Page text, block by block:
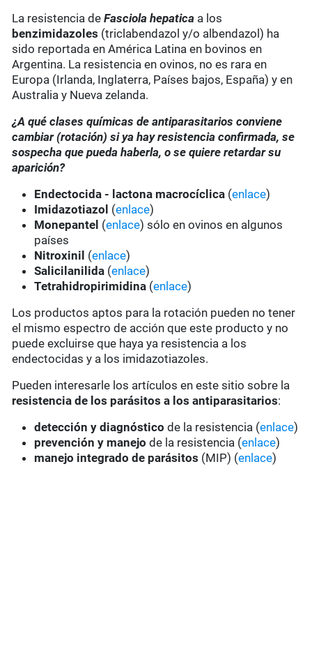
La resistencia deFasciola hepatica a los
benzimidazoles (triclabendazol y/o albendazol) ha
sido reportada en América Latina en bovinos en
Argentina. La resistencia en ovinos, no es rara en
Europa (Irlanda, Inglaterra, Países bajos, España) y en
Australia y Nueva zelanda.
¿A qué clases químicas de antiparasitarios conviene
cambiar (rotación) si ya hay resistencia confirmada, se
sospecha que pueda haberla, o se quiere retardar su
aparición?
Endectocida - lactona macrocíclica (enlace)
Imidazotiazol (enlace)
Monepantel (enlace) sólo en ovinos en algunos
países
Nitroxinil (enlace)
Salicilanilida (enlace)
Tetrahidropirimidina (enlace)
Los productos aptos para la rotación pueden no tener
el mismo espectro de acción que este producto y no
puede excluirse que haya ya resistencia a los
endectocidas y a los imidazotiazoles.
Pueden interesarle los artículos en este sitio sobre la
resistencia de los parásitos a los antiparasitarios:
detección y diagnóstico de la resistencia (enlace)
prevención y manejo de la resistencia (enlace)
manejo integrado de parásitos (MIP) (enlace)